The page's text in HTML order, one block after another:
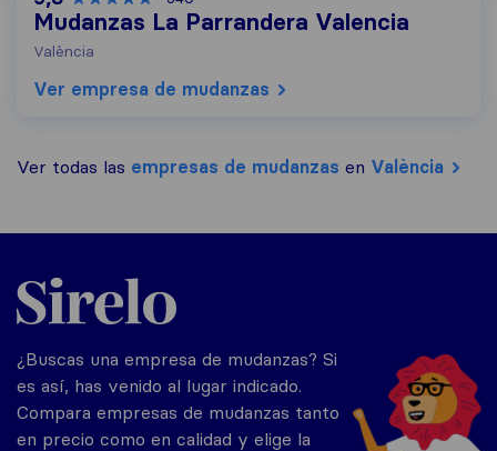
Mudanzas La Parrandera Valencia
València
Ver empresa de mudanzas
Ver todas las empresas de mudanzas en València
Sirelo.es
¿Buscas una empresa de mudanzas? Si
es así, has venido al lugar indicado.
Compara empresas de mudanzas tanto
en precio como en calidad y elige la